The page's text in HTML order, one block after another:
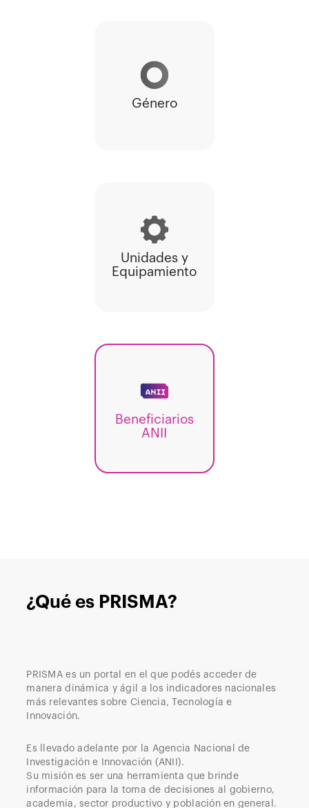
Género
Unidades y
Equipamiento
Beneficiarios
ANII
¿Qué es PRISMA?
PRISMA es un portal en el que podés acceder de
manera dinámica y ágil a los indicadores nacionales
más relevantes sobre Ciencia, Tecnología e
Innovación.
Es llevado adelante por la Agencia Nacional de
Investigación e Innovación (ANII).
Su misión es ser una herramienta que brinde
información para la toma de decisiones al gobierno,
academia, sector productivo y población en general.